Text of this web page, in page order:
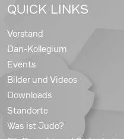
QUICK LINKS
Vorstand
Dan-Kollegium
Events
Bilder und Videos
Downloads
Standorte
Was ist Judo?